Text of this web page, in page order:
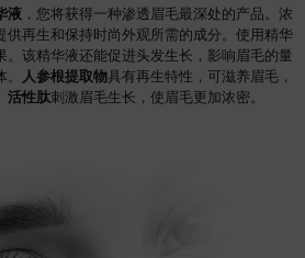
液，您将获得一种渗透眉毛最深处的产品。浓
供再生和保持时尚外观所需的成分。使用精华
。该精华液还能促进头发生长，影响眉毛的量
人参根提取物具有再生特性，可滋养眉毛，
活性肽刺激眉毛生长，使眉毛更加浓密。